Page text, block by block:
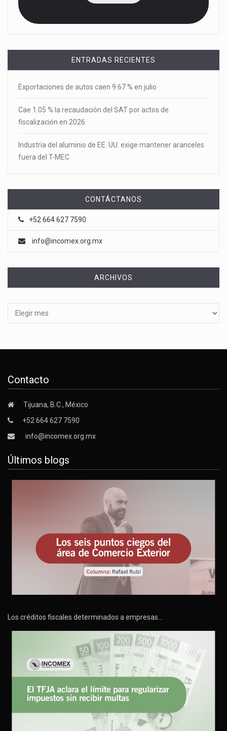
ENTRADAS RECIENTES
Exportaciones de autos caen 9.67 % en julio
Cae 1.05 % la recaudación del SAT por actos de
fiscalización en 2026
Industria del aluminio de EE. UU. exige mantener aranceles
fuera del T-MEC
CONTÁCTANOS
+52 664 627 7590
info@incomex.org.mx
ARCHIVOS
Contacto
Tijuana, B.C., México
+52 664 627 7590
info@incomex.org.mx
Últimos blogs
Los créditos fiscales determinados a empresas…